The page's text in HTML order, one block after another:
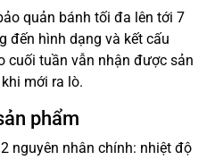
quản bánh tối đa lên tới 7
đến hình dạng và kết cấu
cuối tuần vẫn nhận được sản
mới ra lò.
phẩm
nguyên nhân chính: nhiệt độ